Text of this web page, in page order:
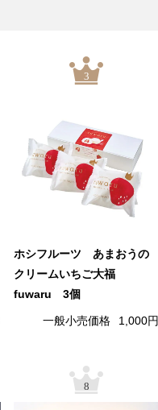
3
ホシフルーツ あまおうの
クリームいちご大福
fuwaru 3個
一般小売価格 1,000円
8